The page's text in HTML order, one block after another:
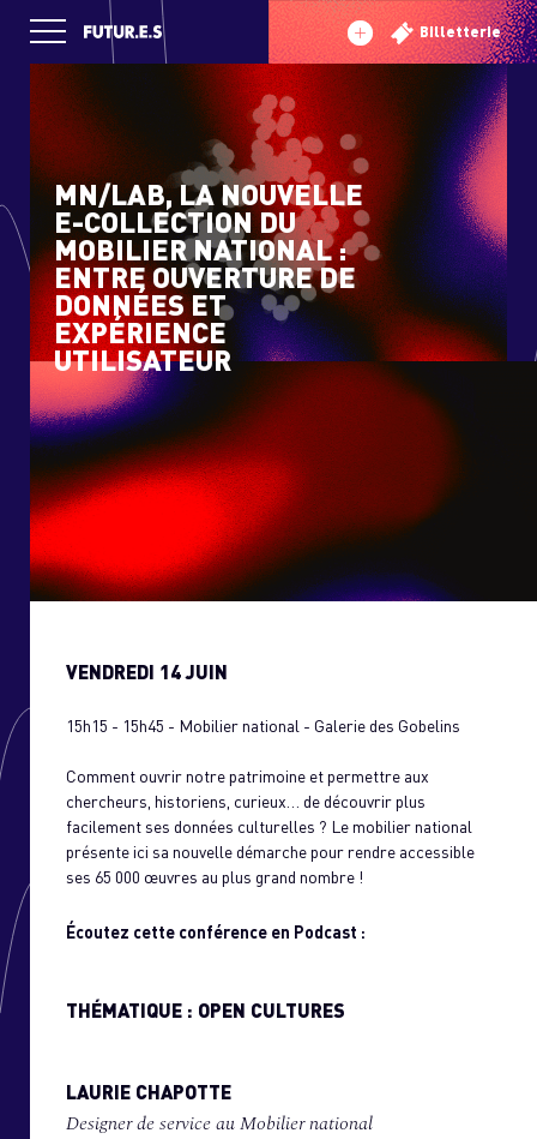
Billetterie
DÉMOS
CONFÉRENCES & MASTERCLASSES
SOIRÉES ET EXPÉRIENCES
TROUVER
MA WISHLIST
ANS !
IN AFRICA
OFF
BLOG
MN/LAB, LA NOUVELLE
E-COLLECTION DU
MOBILIER NATIONAL :
ENTRE OUVERTURE DE
DONNÉES ET
EXPÉRIENCE
UTILISATEUR
VENDREDI 14 JUIN
15h15 - 15h45 - Mobilier national - Galerie des Gobelins
Comment ouvrir notre patrimoine et permettre aux
chercheurs, historiens, curieux… de découvrir plus
facilement ses données culturelles ? Le mobilier national
présente ici sa nouvelle démarche pour rendre accessible
ses 65 000 œuvres au plus grand nombre !
Écoutez cette conférence en Podcast :
THÉMATIQUE : OPEN CULTURES
LAURIE CHAPOTTE
Designer de service au Mobilier national